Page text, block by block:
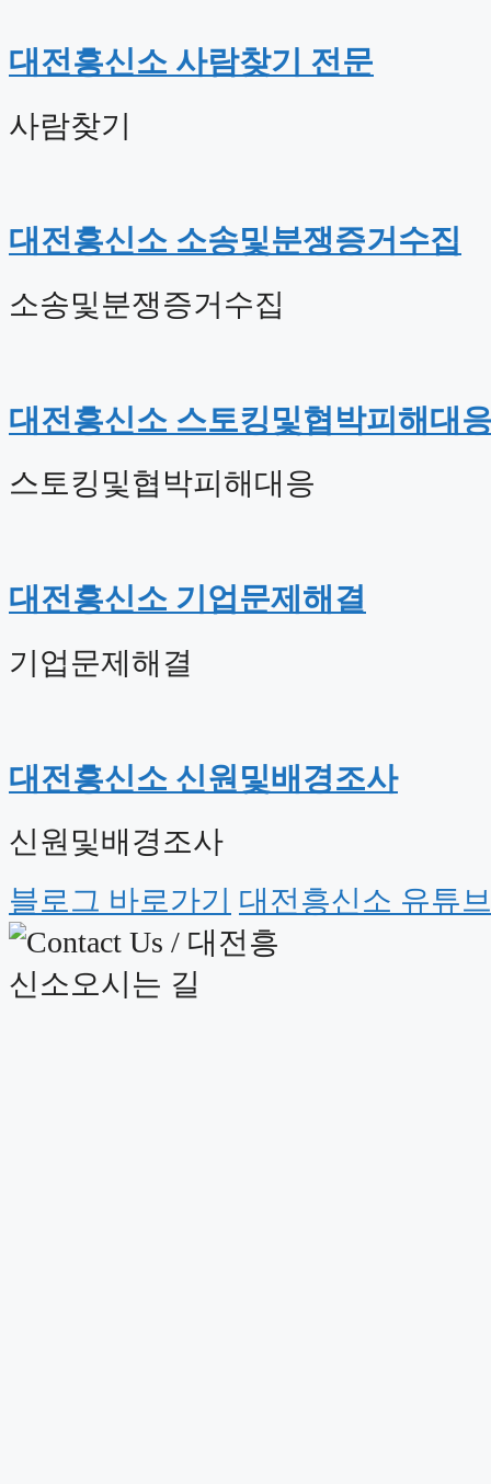
대전흥신소 사람찾기 전문
사람찾기
대전흥신소 소송및분쟁증거수집
소송및분쟁증거수집
대전흥신소 스토킹및협박피해대
스토킹및협박피해대응
대전흥신소 기업문제해결
기업문제해결
대전흥신소 신원및배경조사
신원및배경조사
블로그 바로가기
대전흥신소 유튜